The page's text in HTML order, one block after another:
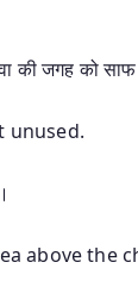
की जगह को
unused.
above the